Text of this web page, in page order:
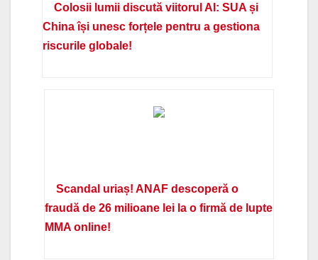
Colosii lumii discută viitorul AI: SUA și
China își unesc forțele pentru a gestiona
riscurile globale!
Scandal uriaș! ANAF descoperă o
fraudă de 26 milioane lei la o firmă de lupte
MMA online!